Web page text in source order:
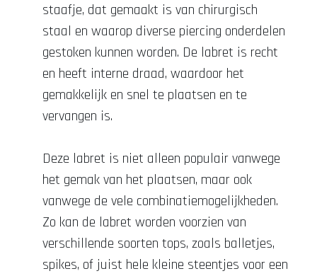
staafje, dat gemaakt is van chirurgisch
staal en waarop diverse piercing onderdelen
gestoken kunnen worden. De labret is recht
en heeft interne draad, waardoor het
gemakkelijk en snel te plaatsen en te
vervangen is.
Deze labret is niet alleen populair vanwege
het gemak van het plaatsen, maar ook
vanwege de vele combinatiemogelijkheden.
Zo kan de labret worden voorzien van
verschillende soorten tops, zoals balletjes,
spikes, of juist hele kleine steentjes voor een